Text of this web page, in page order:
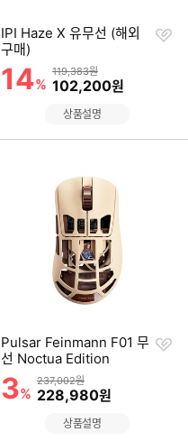
IPI Haze X 유무선 (해외
구매)
할인률
14%
상품금액
119,383원
할인금액
102,200원
찜
상품설명
Pulsar Feinmann F01 무
선 Noctua Edition
할인률
3%
상품금액
237,002원
할인금액
228,980원
찜
상품설명